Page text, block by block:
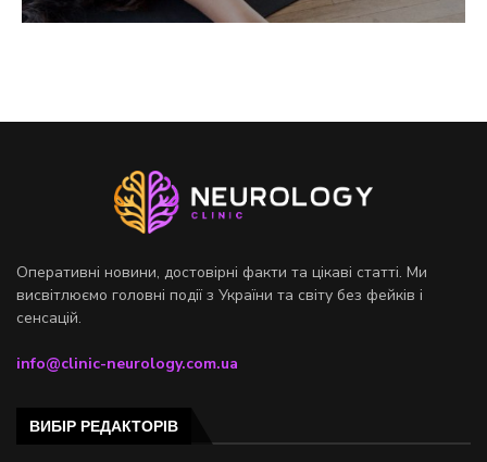
Оперативні новини, достовірні факти та цікаві статті. Ми
висвітлюємо головні події з України та світу без фейків і
сенсацій.
info@clinic-neurology.com.ua
ВИБІР РЕДАКТОРІВ